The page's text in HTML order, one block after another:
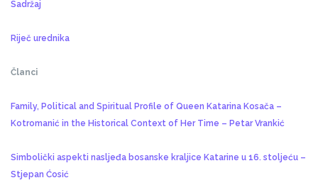
Sadržaj
Riječ urednika
Članci
Family, Political and Spiritual Profile of Queen Katarina Kosača –
Kotromanić in the Historical Context of Her Time – Petar Vrankić
Simbolički aspekti nasljeđa bosanske kraljice Katarine u 16. stoljeću –
Stjepan Ćosić